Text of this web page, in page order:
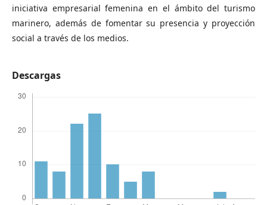
iniciativa empresarial femenina en el ámbito del turismo
marinero, además de fomentar su presencia y proyección
social a través de los medios.
Descargas